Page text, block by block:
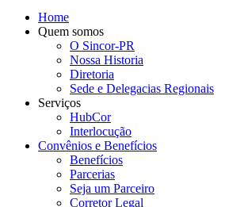
Home
Quem somos
O Sincor-PR
Nossa Historia
Diretoria
Sede e Delegacias Regionais
Serviços
HubCor
Interlocução
Convênios e Benefícios
Benefícios
Parcerias
Seja um Parceiro
Corretor Legal